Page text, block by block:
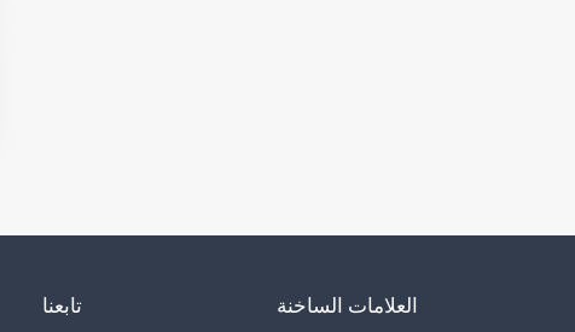
تابعنا العلامات الساخنة